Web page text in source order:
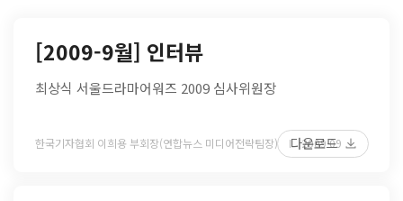
[2009-9월] 인터뷰
최상식 서울드라마어워즈 2009 심사위원장
한국기자협회 이희용 부회장(연합뉴스 미디어전략팀장) 2009 09
다운로드